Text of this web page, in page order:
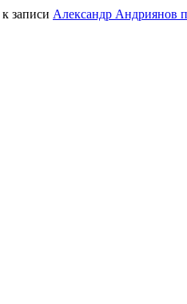
к записи Александр Андриянов